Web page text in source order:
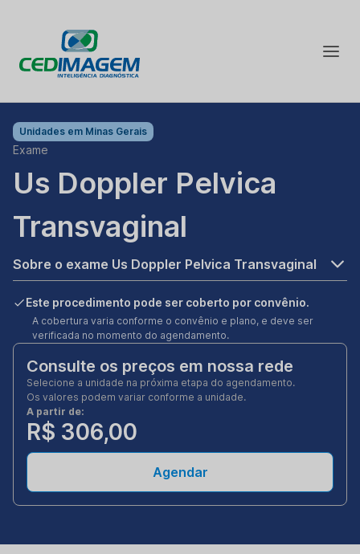
Unidades em Minas Gerais
Exame
Us Doppler Pelvica
Transvaginal
Sobre o exame Us Doppler Pelvica Transvaginal
Este procedimento pode ser coberto por convênio.
A cobertura varia conforme o convênio e plano, e deve ser
verificada no momento do agendamento.
Consulte os preços em nossa rede
Selecione a unidade na próxima etapa do agendamento.
Os valores podem variar conforme a unidade.
A partir de:
R$ 306,00
Agendar